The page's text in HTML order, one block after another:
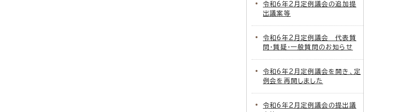
令和6年2月定例議会の追加提
出議案等
令和6年2月定例議会 代表質
問・質疑・一般質問のお知らせ
令和6年2月定例議会を開き、定
例会を再開しました
令和6年2月定例議会の提出議